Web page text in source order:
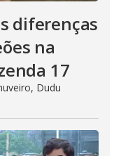
diferenças
na
17
Dudu